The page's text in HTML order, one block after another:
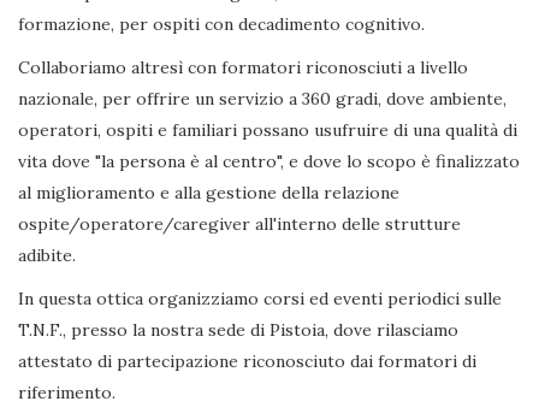
formazione, per ospiti con decadimento cognitivo.
Collaboriamo altresì con formatori riconosciuti a livello
nazionale, per offrire un servizio a 360 gradi, dove ambiente,
operatori, ospiti e familiari possano usufruire di una qualità di
vita dove "la persona è al centro", e dove lo scopo è finalizzato
al miglioramento e alla gestione della relazione
ospite/operatore/caregiver all'interno delle strutture
adibite.
In questa ottica organizziamo corsi ed eventi periodici sulle
T.N.F., presso la nostra sede di Pistoia, dove rilasciamo
attestato di partecipazione riconosciuto dai formatori di
riferimento.